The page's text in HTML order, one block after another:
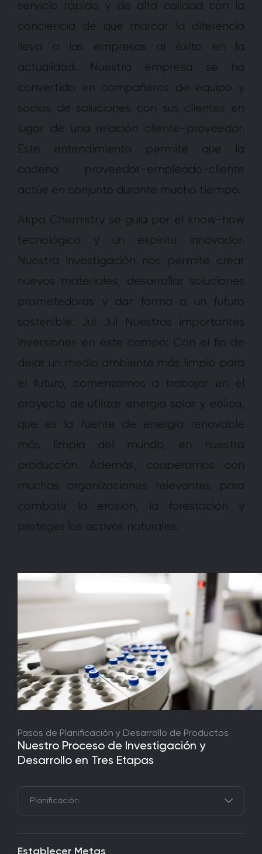
servicio rápido y de alta calidad con la
conciencia de que marcar la diferencia
lleva a las empresas al éxito en la
actualidad. Nuestra empresa se ha
convertido en compañeros de equipo y
socios de soluciones con sus clientes en
lugar de una relación cliente-proveedor.
Este entendimiento permite que la
cadena proveedor-empleado-cliente
actúe en conjunto durante mucho tiempo.
Akpa Chemistry se guía por el know-how
tecnológico y un espíritu innovador.
Nuestra investigación nos permite crear
nuevos materiales, desarrollar soluciones
prometedoras y dar forma a un futuro
sostenible. Jul Jul Nuestras importantes
inversiones en este campo; Con el fin de
dejar un medio ambiente más limpio para
el futuro, comenzamos a trabajar en el
proyecto de utilizar energía solar y eólica,
que es la fuente de energía renovable
más limpia del mundo, en nuestra
producción. Además, cooperamos con
muchas organizaciones relevantes para
combatir la erosión, la forestación y
proteger los activos naturales.
Pasos de Planificación y Desarrollo de Productos
Nuestro Proceso de Investigación y
Desarrollo en Tres Etapas
Establecer Metas